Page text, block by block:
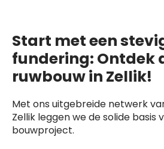
Start met een
fundering: Ontdek
ruwbouw in Zellik!
Met ons uitgebreide netwerk
Zellik leggen we de solide basis
bouwproject.